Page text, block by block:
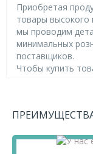
Приобретая
товары высокого
мы проводим
минимальных
поставщиков.
Чтобы купить
перенесите его
сайте.